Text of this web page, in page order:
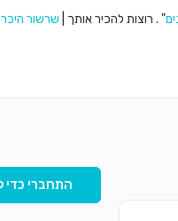
" . רוצות להכיר אותך | שרשור
התחברי כדי